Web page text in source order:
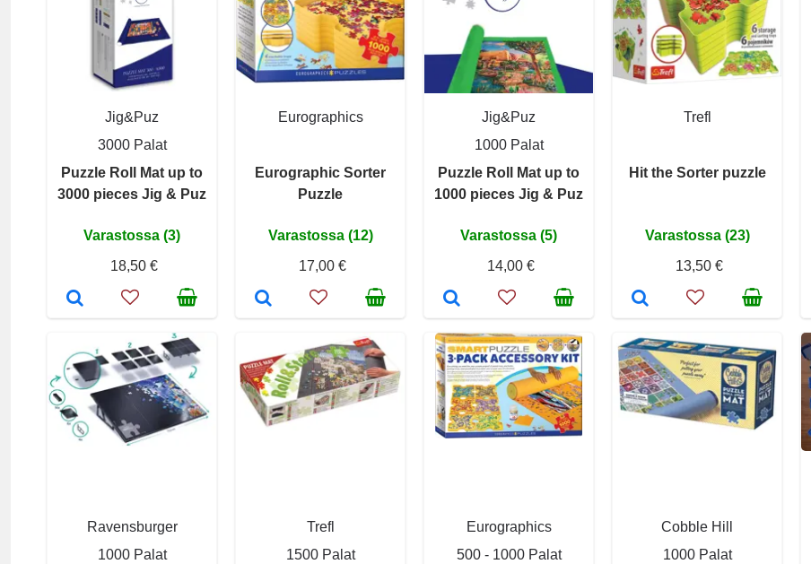
Jig&Puz
3000 Palat
Puzzle Roll Mat up to
3000 pieces Jig & Puz
Varastossa (3)
18,50 €
Eurographics
Eurographic Sorter
Puzzle
Varastossa (12)
17,00 €
Jig&Puz
1000 Palat
Puzzle Roll Mat up to
1000 pieces Jig & Puz
Varastossa (5)
14,00 €
Trefl
Hit the Sorter puzzle
Varastossa (23)
13,50 €
Ravensburger
1000 Palat
Trefl
1500 Palat
Eurographics
500 - 1000 Palat
Cobble Hill
1000 Palat